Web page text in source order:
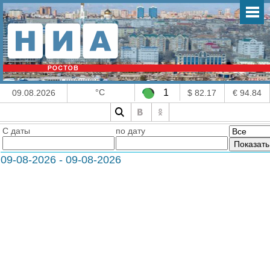
09.08.2026 °C 1 $ 82.17 € 94.84
С даты по дату
09-08-2026 - 09-08-2026